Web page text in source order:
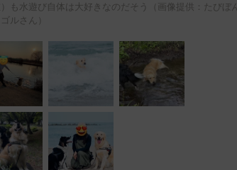
も水遊び自体は大好きなのだそう（画像提供：たびぼん
ルさん）